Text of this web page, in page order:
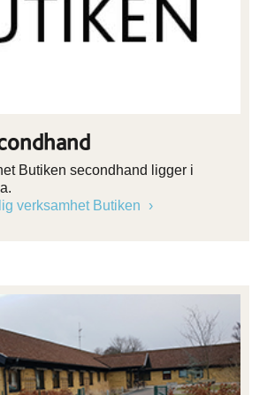
Butiken secondhand ligger i
verksamhet Butiken